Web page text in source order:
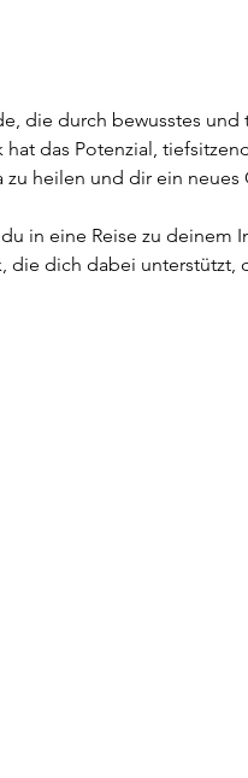
die durch bewusstes und
das Potenzial,
heilen und dir ein neues
in eine Reise zu deinem
die dich dabei unterstützt,